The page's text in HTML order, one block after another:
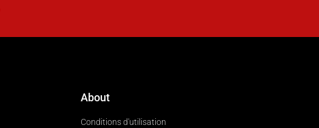
About
Conditions d'utilisation